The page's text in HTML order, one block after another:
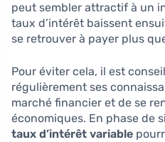
peut sembler attractif à un
taux d’intérêt baissent
se retrouver à payer plus
Pour éviter cela, il est
régulièrement ses
marché financier et de se
économiques. En phase de
taux d’intérêt variable